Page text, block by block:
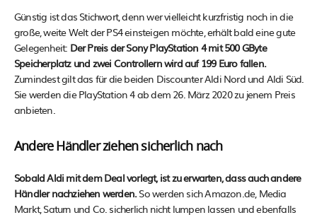
Günstig ist das Stichwort, denn wer vielleicht kurzfristig noch in die
große, weite Welt der PS4 einsteigen möchte, erhält bald eine gute
Gelegenheit: Der Preis der Sony PlayStation 4 mit 500 GByte
Speicherplatz und zwei Controllern wird auf 199 Euro fallen.
Zumindest gilt das für die beiden Discounter Aldi Nord und Aldi Süd.
Sie werden die PlayStation 4 ab dem 26. März 2020 zu jenem Preis
anbieten.
Andere Händler ziehen sicherlich nach
Sobald Aldi mit dem Deal vorlegt, ist zu erwarten, dass auch andere
Händler nachziehen werden.So werden sich Amazon.de, Media
Markt, Saturn und Co. sicherlich nicht lumpen lassen und ebenfalls